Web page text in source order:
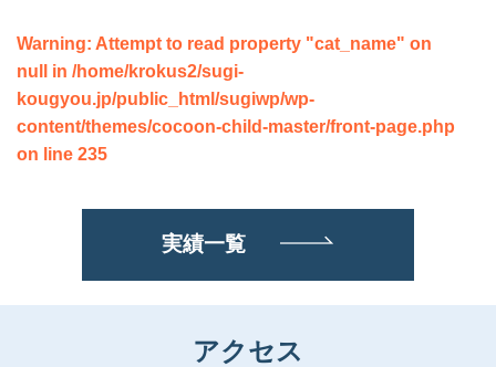
Warning: Attempt to read property "cat_name" on
null in /home/krokus2/sugi-
kougyou.jp/public_html/sugiwp/wp-
content/themes/cocoon-child-master/front-page.php
on line 235
実績一覧
アクセス